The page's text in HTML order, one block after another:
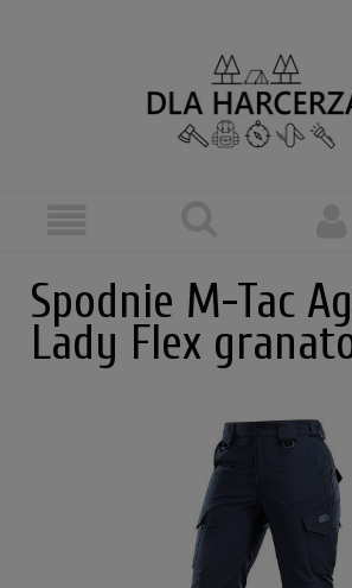
Spodnie M-Tac
Lady Flex